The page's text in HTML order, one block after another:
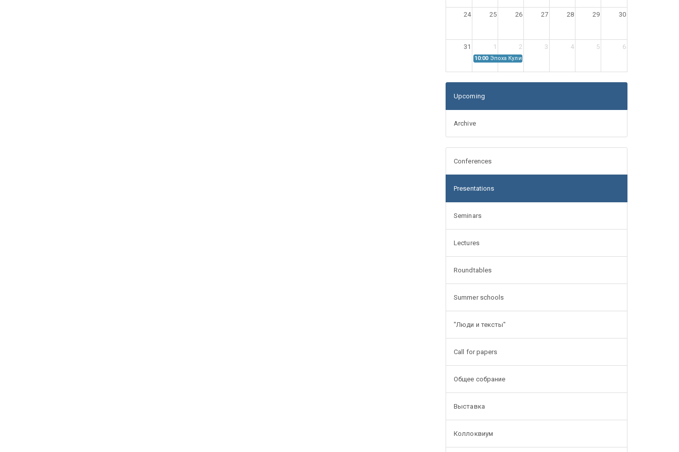
24 25 26 27 28 29 30
31 1 2 3 4 5 6
10:00 Эпоха Куликовской битвы: Проблемы источниковедения
Upcoming
Archive
Conferences
Presentations
Seminars
Lectures
Roundtables
Summer schools
"Люди и тексты"
Call for papers
Общее собрание
Выставка
Коллоквиум